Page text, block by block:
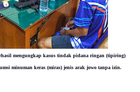
mengungkap kasus tindak pidana ringan (tipiring)
minuman keras (miras) jenis arak jowo tanpa izin.